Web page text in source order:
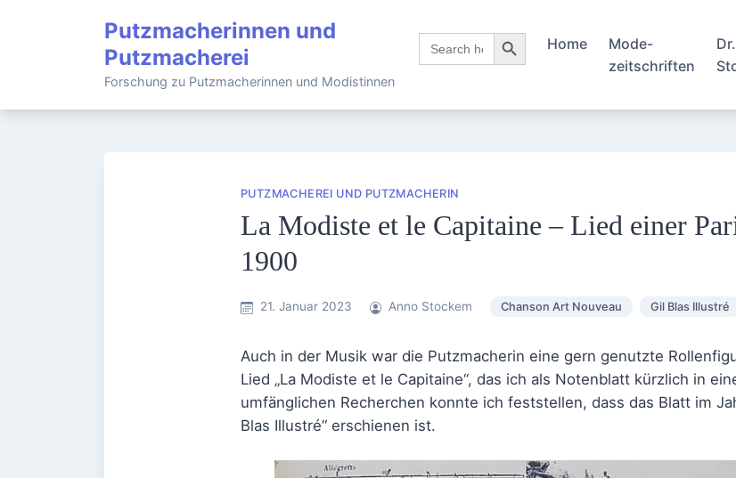
Putzmacherinnen und
Putzmacherei
Forschung zu Putzmacherinnen und Modistinnen
Search
for:
Search Button
Home
Mode-
zeitschriften
PUTZMACHEREI UND PUTZMACHERIN
La Modiste et le Capitaine – Lied einer
1900
21. Januar 2023 Anno Stockem Chanson Art Nouveau Gil Blas Illustré
Auch in der Musik war die Putzmacherin eine gern genutzte
Lied „La Modiste et le Capitaine“, das ich als Notenblatt kürzlich in
umfänglichen Recherchen konnte ich feststellen, dass das Blatt im
Blas Illustré“ erschienen ist.